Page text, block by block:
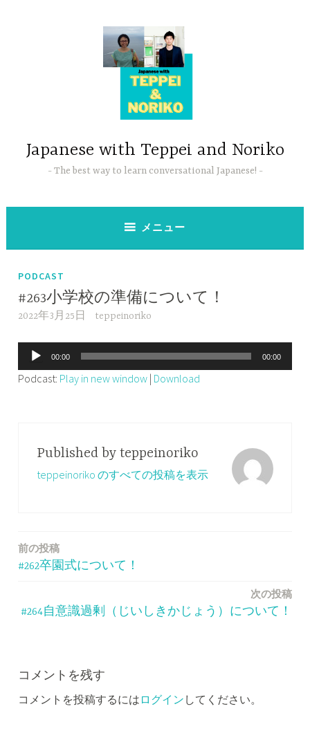
Japanese with Teppei and Noriko
The best way to learn conversational Japanese!
メニュー
PODCAST
#263小学校の準備について！
2022年3月25日 teppeinoriko
声
プ
00:00 00:00
Podcast: Play in new window | Download
Published by teppeinoriko
teppeinoriko のすべての投稿を表示
投
ー
シ
前の投稿
#262卒園式について！
次の投稿
#264自意識過剰（じいしきかじょう）について！
コメントを残す
コメントを投稿するには ログイン してください。